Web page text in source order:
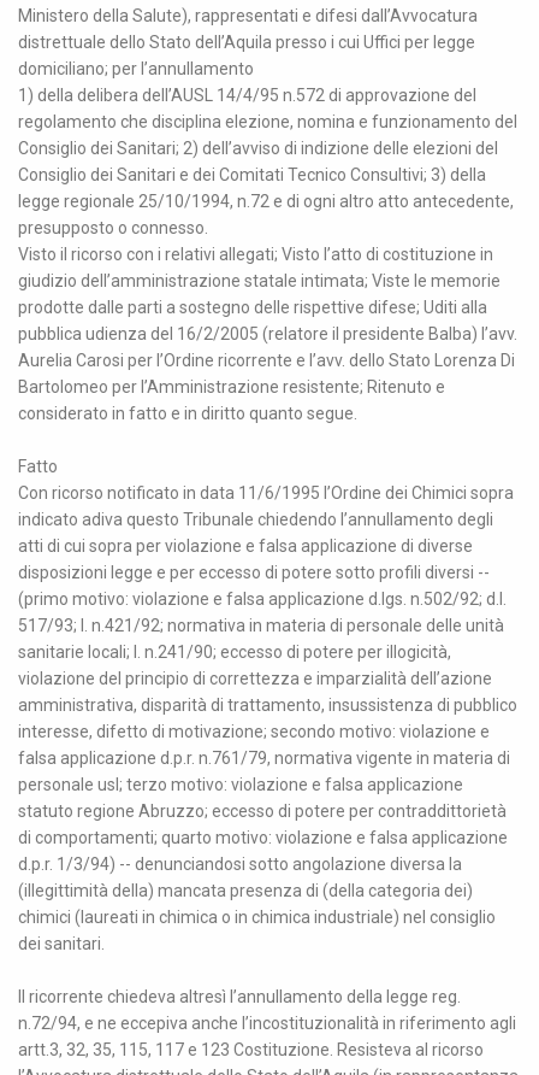
Ministero della Salute), rappresentati e difesi dall’Avvocatura
distrettuale dello Stato dell’Aquila presso i cui Uffici per legge
domiciliano; per l’annullamento
1) della delibera dell’AUSL 14/4/95 n.572 di approvazione del
regolamento che disciplina elezione, nomina e funzionamento del
Consiglio dei Sanitari; 2) dell’avviso di indizione delle elezioni del
Consiglio dei Sanitari e dei Comitati Tecnico Consultivi; 3) della
legge regionale 25/10/1994, n.72 e di ogni altro atto antecedente,
presupposto o connesso.
Visto il ricorso con i relativi allegati; Visto l’atto di costituzione in
giudizio dell’amministrazione statale intimata; Viste le memorie
prodotte dalle parti a sostegno delle rispettive difese; Uditi alla
pubblica udienza del 16/2/2005 (relatore il presidente Balba) l’avv.
Aurelia Carosi per l’Ordine ricorrente e l’avv. dello Stato Lorenza Di
Bartolomeo per l’Amministrazione resistente; Ritenuto e
considerato in fatto e in diritto quanto segue.
Fatto
Con ricorso notificato in data 11/6/1995 l’Ordine dei Chimici sopra
indicato adiva questo Tribunale chiedendo l’annullamento degli
atti di cui sopra per violazione e falsa applicazione di diverse
disposizioni legge e per eccesso di potere sotto profili diversi --
(primo motivo: violazione e falsa applicazione d.lgs. n.502/92; d.l.
517/93; l. n.421/92; normativa in materia di personale delle unità
sanitarie locali; l. n.241/90; eccesso di potere per illogicità,
violazione del principio di correttezza e imparzialità dell’azione
amministrativa, disparità di trattamento, insussistenza di pubblico
interesse, difetto di motivazione; secondo motivo: violazione e
falsa applicazione d.p.r. n.761/79, normativa vigente in materia di
personale usl; terzo motivo: violazione e falsa applicazione
statuto regione Abruzzo; eccesso di potere per contraddittorietà
di comportamenti; quarto motivo: violazione e falsa applicazione
d.p.r. 1/3/94) -- denunciandosi sotto angolazione diversa la
(illegittimità della) mancata presenza di (della categoria dei)
chimici (laureati in chimica o in chimica industriale) nel consiglio
dei sanitari.
Il ricorrente chiedeva altresì l’annullamento della legge reg.
n.72/94, e ne eccepiva anche l’incostituzionalità in riferimento agli
artt.3, 32, 35, 115, 117 e 123 Costituzione. Resisteva al ricorso